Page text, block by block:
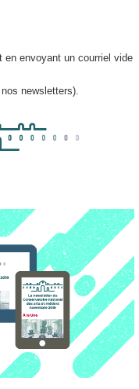
en envoyant un courriel vide
newsletters).